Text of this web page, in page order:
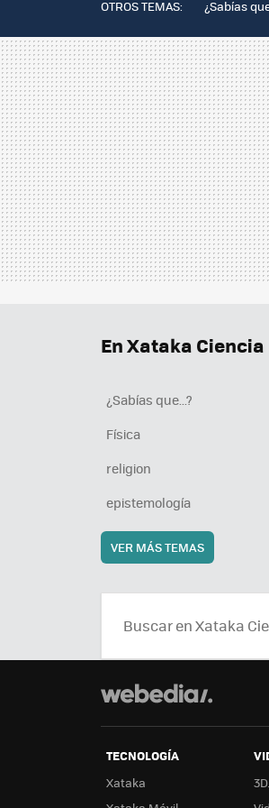
OTROS TEMAS: ¿Sabías
En Xataka
¿Sabías que...?
Física
religion
epistemología
VER MÁS TEMAS
TECNOLOGÍA
Xataka